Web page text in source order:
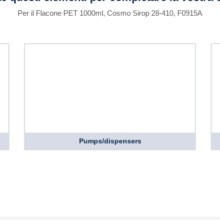
Per il Flacone PET 1000ml, Cosmo Sirop 28-410, F0915A
Pumps/dispensers